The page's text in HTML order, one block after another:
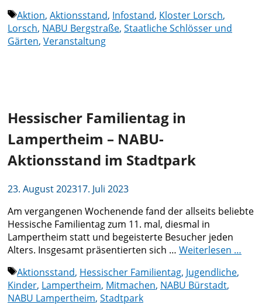
Schlagwörter
Aktion, Aktionsstand, Infostand, Kloster Lorsch,
Lorsch, NABU Bergstraße, Staatliche Schlösser und
Gärten, Veranstaltung
Hessischer Familientag in
Lampertheim – NABU-
Aktionsstand im Stadtpark
23. August 202317. Juli 2023
Am vergangenen Wochenende fand der allseits beliebte
Hessische Familientag zum 11. mal, diesmal in
Lampertheim statt und begeisterte Besucher jeden
Alters. Insgesamt präsentierten sich … Weiterlesen …
Schlagwörter
Aktionsstand, Hessischer Familientag, Jugendliche,
Kinder, Lampertheim, Mitmachen, NABU Bürstadt,
NABU Lampertheim, Stadtpark